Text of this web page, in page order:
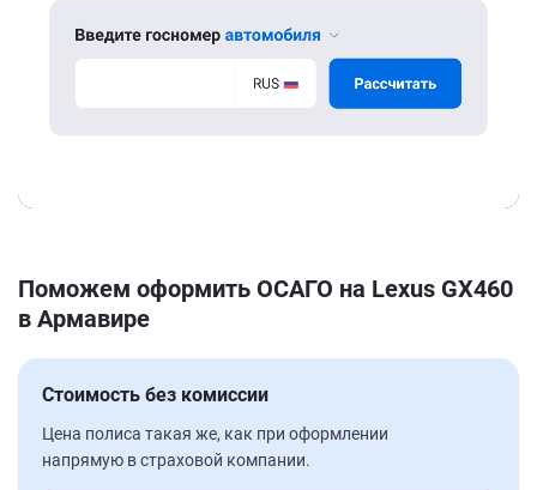
Поможем оформить ОСАГО на Lexus GX460
в Армавире
Стоимость без комиссии
Цена полиса такая же, как при оформлении
напрямую в страховой компании.